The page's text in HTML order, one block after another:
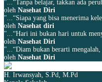
"...“Tanpa belajar, takkan ada
oleh Nasehat Diri
"...“Siapa yang bisa menerima
oleh Nasehat diri
"...“Hari ini bukan hari untuk
oleh Nasehat Diri
"...“Diam bukan berarti
oleh Nasehat Diri
H. Irwansyah, S.Pd, M.Pd